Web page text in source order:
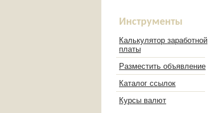
Инструменты
Калькулятор заработной
платы
Разместить объявление
Каталог ссылок
Курсы валют